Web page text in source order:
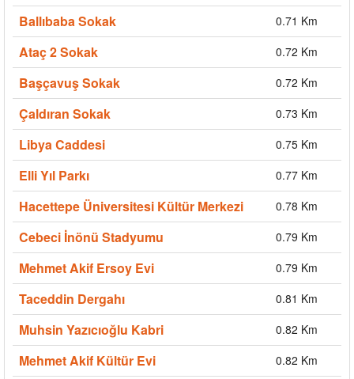
Ballıbaba Sokak 0.71 Km
Ataç 2 Sokak 0.72 Km
Başçavuş Sokak 0.72 Km
Çaldıran Sokak 0.73 Km
Libya Caddesi 0.75 Km
Elli Yıl Parkı 0.77 Km
Hacettepe Üniversitesi Kültür Merkezi 0.78 Km
Cebeci İnönü Stadyumu 0.79 Km
Mehmet Akif Ersoy Evi 0.79 Km
Taceddin Dergahı 0.81 Km
Muhsin Yazıcıoğlu Kabri 0.82 Km
Mehmet Akif Kültür Evi 0.82 Km